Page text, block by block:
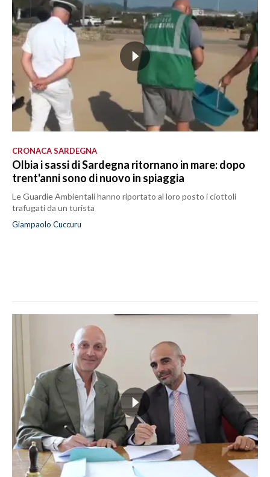
CRONACA SARDEGNA
Olbia i sassi di Sardegna ritornano in mare: dopo
trent'anni sono di nuovo in spiaggia
Le Guardie Ambientali hanno riportato al loro posto i ciottoli
trafugati da un turista
Giampaolo Cuccuru